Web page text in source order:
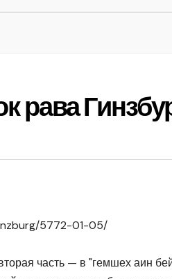
рава
5772-01-05/
часть — в "гемшех аин